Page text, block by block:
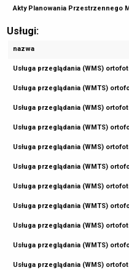
Akty Planowania Przestrzennego
Usługi:
nazwa
Usługa przeglądania (WMS)
Usługa przeglądania (WMTS)
Usługa przeglądania (WMS)
Usługa przeglądania (WMTS)
Usługa przeglądania (WMS)
Usługa przeglądania (WMTS)
Usługa przeglądania (WMS)
Usługa przeglądania (WMTS)
Usługa przeglądania (WMS)
Usługa przeglądania (WMTS)
Usługa przeglądania (WMS)